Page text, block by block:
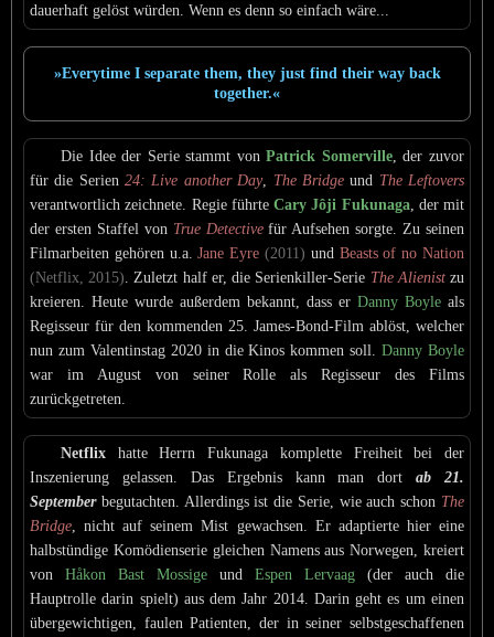
dauerhaft gelöst würden. Wenn es denn so einfach wäre...
»Everytime I separate them, they just find their way back
together.«
Die Idee der Serie stammt vonPatrick Somerville, der zuvor
für die Serien24: Live another Day, The Bridgeund The Leftovers
verantwortlich zeichnete. Regie führte Cary Jôji Fukunaga, der mit
der ersten Staffel von True Detectivefür Aufsehen sorgte. Zu seinen
Filmarbeiten gehören u.a.Jane Eyre (2011) und Beasts of no Nation
(Netflix, 2015) . Zuletzt half er, die Serienkiller-Serie The Alienistzu
kreieren. Heute wurde außerdem bekannt, dass er Danny Boyle als
Regisseur für den kommenden 25. James-Bond-Film ablöst, welcher
nun zum Valentinstag 2020 in die Kinos kommen soll.Danny Boyle
war im August von seiner Rolle als Regisseur des Films
zurückgetreten.
Netflix hatte Herrn Fukunaga komplette Freiheit bei der
Inszenierung gelassen. Das Ergebnis kann man dortab 21.
Septemberbegutachten. Allerdings ist die Serie, wie auch schon The
Bridge , nicht auf seinem Mist gewachsen. Er adaptierte hier eine
halbstündige Komödienserie gleichen Namens aus Norwegen, kreiert
von Håkon Bast Mossige und Espen Lervaag (der auch die
Hauptrolle darin spielt) aus dem Jahr 2014. Darin geht es um einen
übergewichtigen, faulen Patienten, der in seiner selbstgeschaffenen